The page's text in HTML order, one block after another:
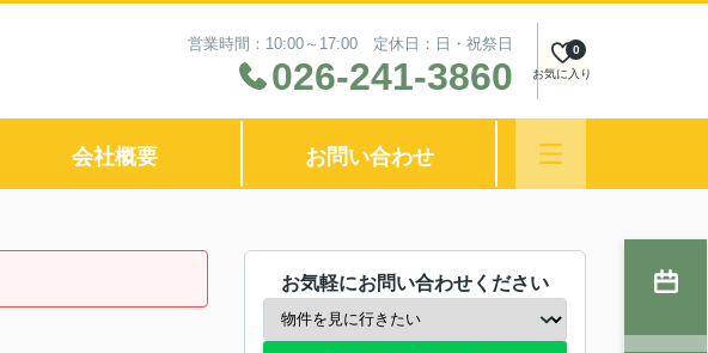
営業時間：10:00～17:00 定休日：日・祝祭日
026-241-3860 お気に入り
0
会社概要 お問い合わせ
お気軽にお問い合わせください